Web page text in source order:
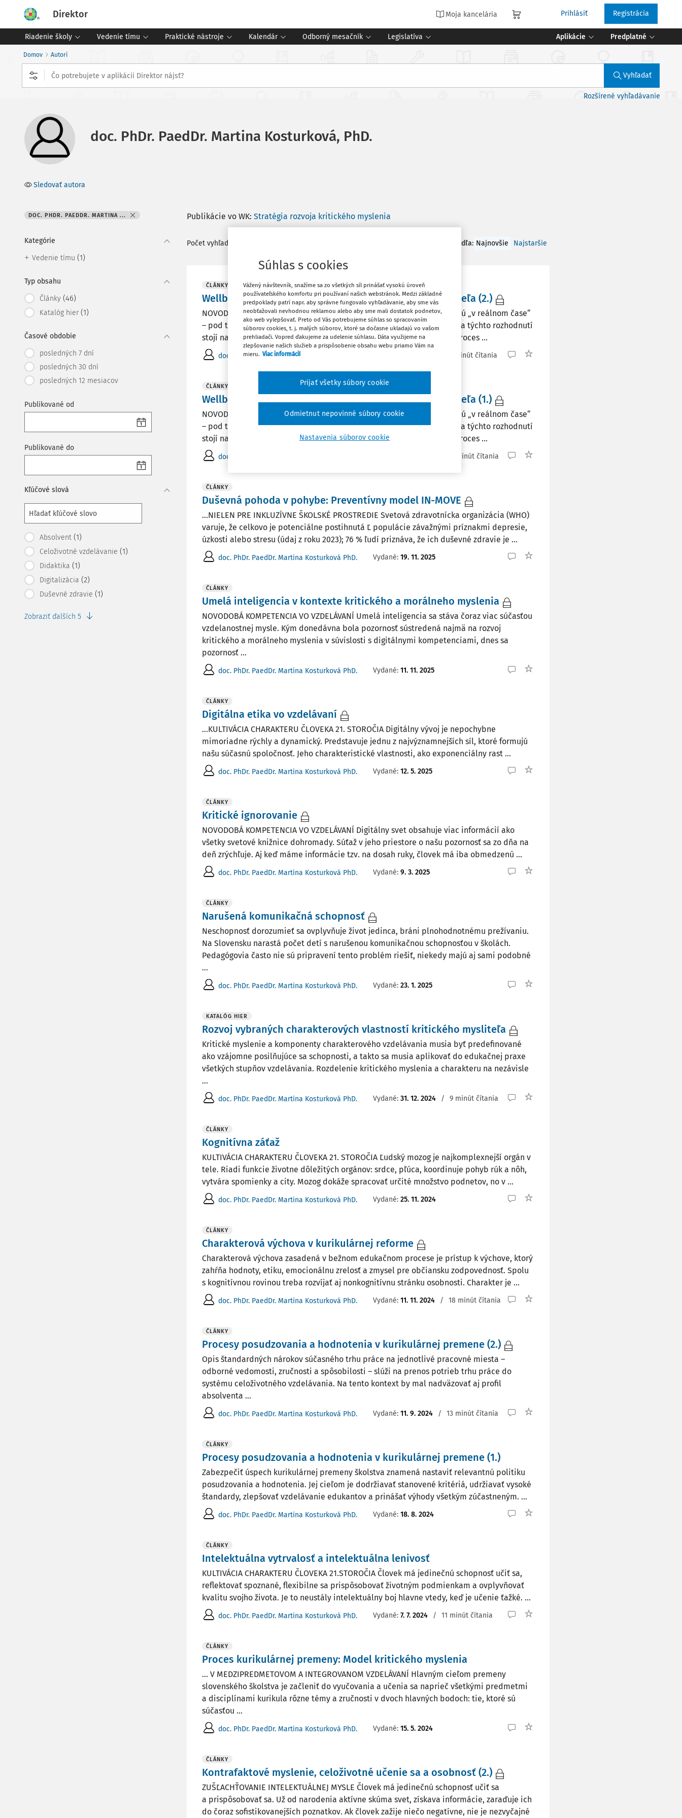
Direktor Moja kancelária Prihlásiť Registrácia
Riadenie školy Vedenie tímu Praktické nástroje Kalendár Odborný mesačník Legislatíva Aplikácie Predplatné
Domov Autori
Vyhľadať
Rozšírené vyhľadávanie
doc. PhDr. PaedDr. Martina Kosturková, PhD.
Sledovať autora
DOC. PHDR. PAEDDR. MARTINA ...
Kategórie
Vedenie tímu (1)
Typ obsahu
Články (46)
Katalóg hier (1)
Časové obdobie
posledných 7 dní
posledných 30 dní
posledných 12 mesiacov
Publikované od
Publikované do
Kľúčové slová
Absolvent (1)
Celoživotné vzdelávanie (1)
Didaktika (1)
Digitalizácia (2)
Duševné zdravie (1)
Zobraziť ďalších 5
Publikácie vo WK: Stratégia rozvoja kritického myslenia
Počet vyhľadaných dokumentov: Zoradiť podľa: Najnovšie Najstaršie
ČLÁNKY
Wellbeing, kritické myslenie a etické rozhodovanie učiteľa (2.)
NOVODOBÁ KOMPETENCIA VO VZDELÁVANÍ Učiteľské rozhodnutia sa dejú „v reálnom čase“
– pod tlakom času, emócií, očakávaní rodičov aj pravidiel školy. Kvalita týchto rozhodnutí
stojí na troch pilieroch: (1) kapacita (wellbeing a psychohygiena), (2) proces ...
doc. PhDr. PaedDr. Martina Kosturková PhD. 11 minút čítania
ČLÁNKY
Wellbeing, kritické myslenie a etické rozhodovanie učiteľa (1.)
NOVODOBÁ KOMPETENCIA VO VZDELÁVANÍ Učiteľské rozhodnutia sa dejú „v reálnom čase“
– pod tlakom času, emócií, očakávaní rodičov aj pravidiel školy. Kvalita týchto rozhodnutí
stojí na troch pilieroch: (1) kapacita (wellbeing a psychohygiena), (2) proces ...
doc. PhDr. PaedDr. Martina Kosturková PhD. 16 minút čítania
ČLÁNKY
Duševná pohoda v pohybe: Preventívny model IN-MOVE
...NIELEN PRE INKLUZÍVNE ŠKOLSKÉ PROSTREDIE Svetová zdravotnícka organizácia (WHO)
varuje, že celkovo je potenciálne postihnutá Ľ populácie závažnými príznakmi depresie,
úzkosti alebo stresu (údaj z roku 2023); 76 % ľudí priznáva, že ich duševné zdravie je ...
doc. PhDr. PaedDr. Martina Kosturková PhD. Vydané: 19. 11. 2025
ČLÁNKY
Umelá inteligencia v kontexte kritického a morálneho myslenia
NOVODOBÁ KOMPETENCIA VO VZDELÁVANÍ Umelá inteligencia sa stáva čoraz viac súčasťou
vzdelanostnej mysle. Kým donedávna bola pozornosť sústredená najmä na rozvoj
kritického a morálneho myslenia v súvislosti s digitálnymi kompetenciami, dnes sa
pozornosť ...
doc. PhDr. PaedDr. Martina Kosturková PhD. Vydané: 11. 11. 2025
ČLÁNKY
Digitálna etika vo vzdelávaní
...KULTIVÁCIA CHARAKTERU ČLOVEKA 21. STOROČIA Digitálny vývoj je nepochybne
mimoriadne rýchly a dynamický. Predstavuje jednu z najvýznamnejších síl, ktoré formujú
našu súčasnú spoločnosť. Jeho charakteristické vlastnosti, ako exponenciálny rast ...
doc. PhDr. PaedDr. Martina Kosturková PhD. Vydané: 12. 5. 2025
ČLÁNKY
Kritické ignorovanie
NOVODOBÁ KOMPETENCIA VO VZDELÁVANÍ Digitálny svet obsahuje viac informácií ako
všetky svetové knižnice dohromady. Súťaž v jeho priestore o našu pozornosť sa zo dňa na
deň zrýchľuje. Aj keď máme informácie tzv. na dosah ruky, človek má iba obmedzenú ...
doc. PhDr. PaedDr. Martina Kosturková PhD. Vydané: 9. 3. 2025
ČLÁNKY
Narušená komunikačná schopnosť
Neschopnosť dorozumieť sa ovplyvňuje život jedinca, bráni plnohodnotnému prežívaniu.
Na Slovensku narastá počet detí s narušenou komunikačnou schopnosťou v školách.
Pedagógovia často nie sú pripravení tento problém riešiť, niekedy majú aj sami podobné
...
doc. PhDr. PaedDr. Martina Kosturková PhD. Vydané: 23. 1. 2025
KATALÓG HIER
Rozvoj vybraných charakterových vlastností kritického mysliteľa
Kritické myslenie a komponenty charakterového vzdelávania musia byť predefinované
ako vzájomne posilňujúce sa schopnosti, a takto sa musia aplikovať do edukačnej praxe
všetkých stupňov vzdelávania. Rozdelenie kritického myslenia a charakteru na nezávisle
...
doc. PhDr. PaedDr. Martina Kosturková PhD. Vydané: 31. 12. 2024 / 9 minút čítania
ČLÁNKY
Kognitívna záťaž
KULTIVÁCIA CHARAKTERU ČLOVEKA 21. STOROČIA Ľudský mozog je najkomplexnejší orgán v
tele. Riadi funkcie životne dôležitých orgánov: srdce, pľúca, koordinuje pohyb rúk a nôh,
vytvára spomienky a city. Mozog dokáže spracovať určité množstvo podnetov, no v ...
doc. PhDr. PaedDr. Martina Kosturková PhD. Vydané: 25. 11. 2024
ČLÁNKY
Charakterová výchova v kurikulárnej reforme
Charakterová výchova zasadená v bežnom edukačnom procese je prístup k výchove, ktorý
zahŕňa hodnoty, etiku, emocionálnu zrelosť a zmysel pre občiansku zodpovednosť. Spolu
s kognitívnou rovinou treba rozvíjať aj nonkognitívnu stránku osobnosti. Charakter je ...
doc. PhDr. PaedDr. Martina Kosturková PhD. Vydané: 11. 11. 2024 / 18 minút čítania
ČLÁNKY
Procesy posudzovania a hodnotenia v kurikulárnej premene (2.)
Opis štandardných nárokov súčasného trhu práce na jednotlivé pracovné miesta –
odborné vedomosti, zručnosti a spôsobilosti – slúži na prenos potrieb trhu práce do
systému celoživotného vzdelávania. Na tento kontext by mal nadväzovať aj profil
absolventa ...
doc. PhDr. PaedDr. Martina Kosturková PhD. Vydané: 11. 9. 2024 / 13 minút čítania
ČLÁNKY
Procesy posudzovania a hodnotenia v kurikulárnej premene (1.)
Zabezpečiť úspech kurikulárnej premeny školstva znamená nastaviť relevantnú politiku
posudzovania a hodnotenia. Jej cieľom je dodržiavať stanovené kritériá, udržiavať vysoké
štandardy, zlepšovať vzdelávanie edukantov a prinášať výhody všetkým zúčastneným. ...
doc. PhDr. PaedDr. Martina Kosturková PhD. Vydané: 18. 8. 2024
ČLÁNKY
Intelektuálna vytrvalosť a intelektuálna lenivosť
KULTIVÁCIA CHARAKTERU ČLOVEKA 21.STOROČIA Človek má jedinečnú schopnosť učiť sa,
reflektovať spoznané, flexibilne sa prispôsobovať životným podmienkam a ovplyvňovať
kvalitu svojho života. Je to neustály intelektuálny boj hlavne vtedy, keď je učenie ťažké. ...
doc. PhDr. PaedDr. Martina Kosturková PhD. Vydané: 7. 7. 2024 / 11 minút čítania
ČLÁNKY
Proces kurikulárnej premeny: Model kritického myslenia
... V MEDZIPREDMETOVOM A INTEGROVANOM VZDELÁVANÍ Hlavným cieľom premeny
slovenského školstva je začleniť do vyučovania a učenia sa naprieč všetkými predmetmi
a disciplínami kurikula rôzne témy a zručnosti v dvoch hlavných bodoch: tie, ktoré sú
súčasťou ...
doc. PhDr. PaedDr. Martina Kosturková PhD. Vydané: 15. 5. 2024
ČLÁNKY
Kontrafaktové myslenie, celoživotné učenie sa a osobnosť (2.)
ZUŠĽACHŤOVANIE INTELEKTUÁLNEJ MYSLE Človek má jedinečnú schopnosť učiť sa
a prispôsobovať sa. Už od narodenia aktívne skúma svet, získava informácie, zaraďuje ich
do čoraz sofistikovanejších poznatkov. Ak človek zažije niečo negatívne, nie je nezvyčajné
Súhlas s cookies
Vážený návštevník, snažíme sa zo všetkých síl prinášať vysokú úroveň
používateľského komfortu pri používaní našich webstránok. Medzi základné
predpoklady patrí napr. aby správne fungovalo vyhľadávanie, aby sme vás
neobťažovali nevhodnou reklamou alebo aby sme mali dostatok podnetov,
ako web vylepšovať. Preto od Vás potrebujeme súhlas so spracovaním
súborov cookies, t. j. malých súborov, ktoré sa dočasne ukladajú vo vašom
prehliadači. Vopred ďakujeme za udelenie súhlasu. Dáta využijeme na
zlepšovanie našich služieb a prispôsobenie obsahu webu priamo Vám na
mieru. Viac informácií
Nastavenia súborov cookie
Odmietnut nepovinné súbory cookie
Prijať všetky súbory cookie